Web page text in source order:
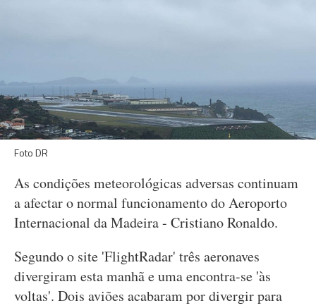
Foto DR
As condições meteorológicas adversas continuam
a afectar o normal funcionamento do Aeroporto
Internacional da Madeira - Cristiano Ronaldo.
Segundo o site 'FlightRadar' três aeronaves
divergiram esta manhã e uma encontra-se 'às
voltas'. Dois aviões acabaram por divergir para